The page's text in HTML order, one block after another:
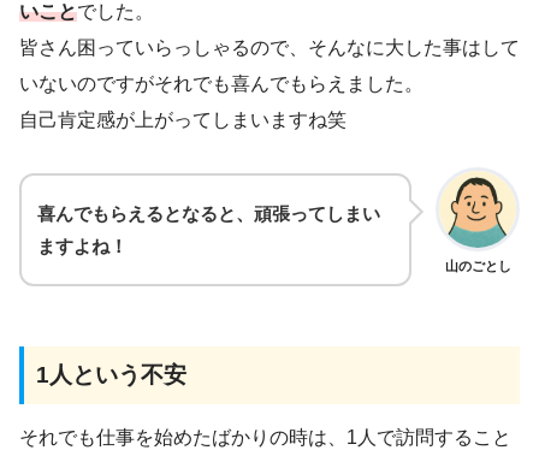
いことでした。
皆さん困っていらっしゃるので、そんなに大した事はして
いないのですがそれでも喜んでもらえました。
自己肯定感が上がってしまいますね笑
山のごとし
喜んでもらえるとなると、頑張ってしまい
ますよね！
1人という不安
それでも仕事を始めたばかりの時は、1人で訪問すること